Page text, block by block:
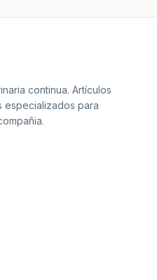
continua. Artículos
especializados para